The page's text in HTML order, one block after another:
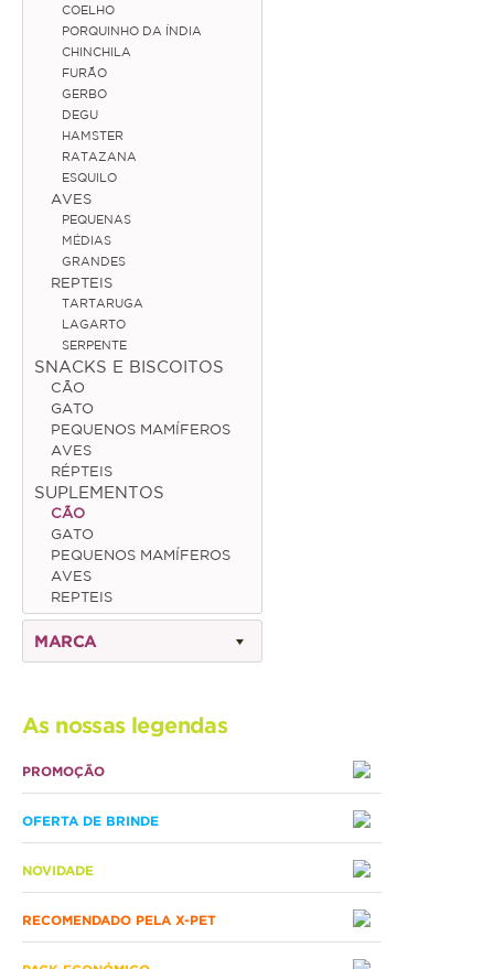
Médias
Grandes
Répteis
Tartaruga
Lagarto
Serpente
ACESSÓRIOS
Cão
Júnior
Adulto
Sénior
Gato
Júnior
Adulto
Sénior
Chinchila
Furão
Degu
COELHO
PORQUINHO DA ÍNDIA
CHINCHILA
FURÃO
GERBO
DEGU
HAMSTER
RATAZANA
ESQUILO
AVES
PEQUENAS
MÉDIAS
GRANDES
REPTEIS
TARTARUGA
LAGARTO
SERPENTE
SNACKS E BISCOITOS
CÃO
GATO
PEQUENOS MAMÍFEROS
AVES
RÉPTEIS
SUPLEMENTOS
CÃO
GATO
PEQUENOS MAMÍFEROS
AVES
REPTEIS
MARCA
As nossas legendas
PROMOÇÃO
OFERTA DE BRINDE
NOVIDADE
RECOMENDADO PELA X-PET